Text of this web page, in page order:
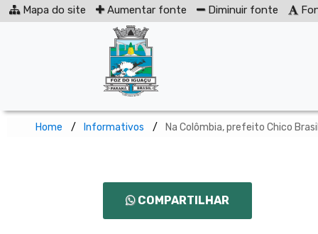
Mapa do site Aumentar fonte Diminuir fonte
Home Informativos Na Colômbia, prefeito Chico
COMPARTILHAR